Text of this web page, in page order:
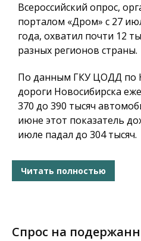
Всероссийский опрос,
порталом «Дром» с 27
года, охватил почти 12
разных регионов страны.
По данным ГКУ ЦОДД по
дороги Новосибирска
370 до 390 тысяч
июне этот показатель
июле падал до 304 тысяч.
Читать полностью
Спрос на